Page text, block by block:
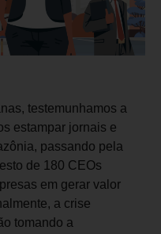
testemunhamos a
estampar jornais e
passando pela
de 180 CEOs
em gerar valor
a crise
tomando a